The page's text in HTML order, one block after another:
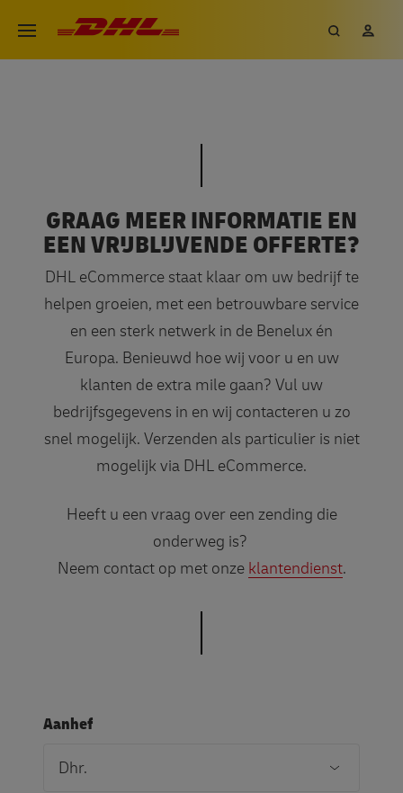
gaan
Open menu
DHL eCommerce, ga naar de
Zoeken
GRAAG MEER INFORMATIE EN
EEN VRIJBLIJVENDE OFFERTE?
DHL eCommerce staat klaar om uw bedrijf te
helpen groeien, met een betrouwbare service
en een sterk netwerk in de Benelux én
Europa. Benieuwd hoe wij voor u en uw
klanten de extra mile gaan? Vul uw
bedrijfsgegevens in en wij contacteren u zo
snel mogelijk. Verzenden als particulier is niet
mogelijk via DHL eCommerce.
Heeft u een vraag over een zending die
onderweg is?
Neem contact op met onze klantendienst.
Aanhef